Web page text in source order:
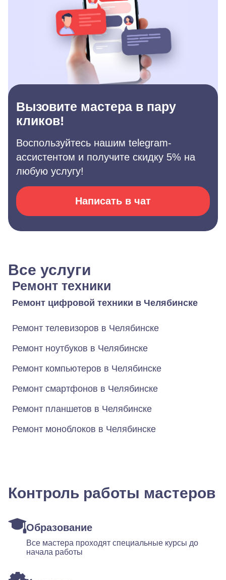
Вызовите мастера в пару
кликов!
Воспользуйтесь нашим telegram-
ассистентом и получите скидку 5% на
любую услугу!
Написать в чат
Все услуги
Ремонт техники
Ремонт цифровой техники в Челябинске
Ремонт телевизоров в Челябинске
Ремонт ноутбуков в Челябинске
Ремонт компьютеров в Челябинске
Ремонт смартфонов в Челябинске
Ремонт планшетов в Челябинске
Ремонт моноблоков в Челябинске
Контроль работы мастеров
Образование
Все мастера проходят специальные курсы до
начала работы